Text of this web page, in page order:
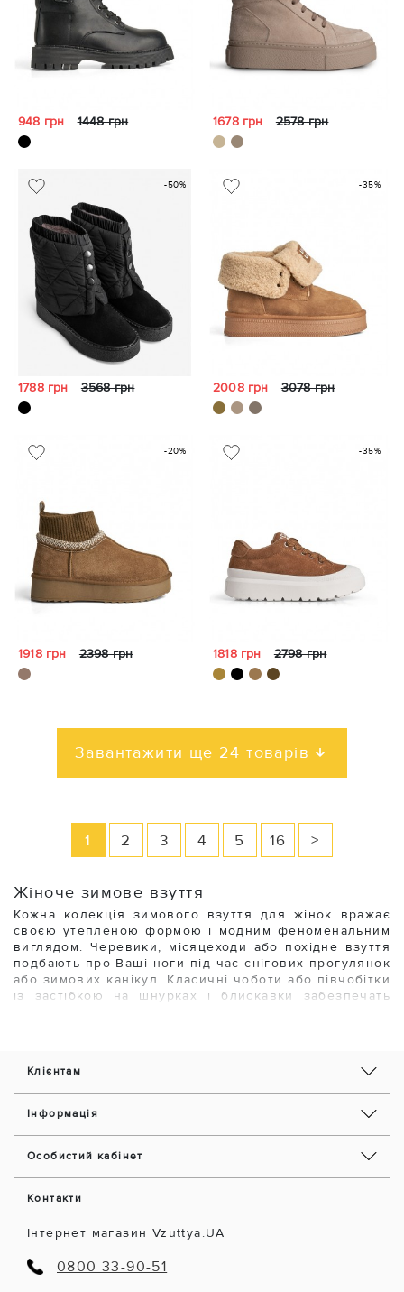
948 грн 1448 грн 1678 грн 2578 грн
-50%
1788 грн 3568 грн
-35%
2008 грн 3078 грн
-20%
1918 грн 2398 грн
-35%
1818 грн 2798 грн
Завантажити ще 24 товарів
1 2 3 4 5 16 >
Жіноче зимове взуття
Кожна колекція зимового взуття для жінок вражає
своєю утепленою формою і модним феноменальним
виглядом. Черевики, місяцеходи або похідне взуття
подбають про Ваші ноги під час снігових прогулянок
або зимових канікул. Класичні чоботи або півчобітки
із застібкою на шнурках і блискавки забезпечать
ефект дає поєднання функціональних і практичних
матеріалів. Це можуть бути повсть, натуральна
шерсть, замша, нубук, велюр, лайкра або вельвет,
які з'єднуються з натуральної або екологічною
шкірою. Норвезькі мотиви, золоті або срібні
заклепки, ланцюжки, пензлики або помпони
Варто купити жіноче зимове взуття, щоб уберегти
сучасність і комфорт, вибирайте модне і практичне
Як вибрати відповідну модель?
Клієнтам
Інформація
Особистий кабінет
Контакти
Інтернет магазин Vzuttya.UA
0800 33-90-51